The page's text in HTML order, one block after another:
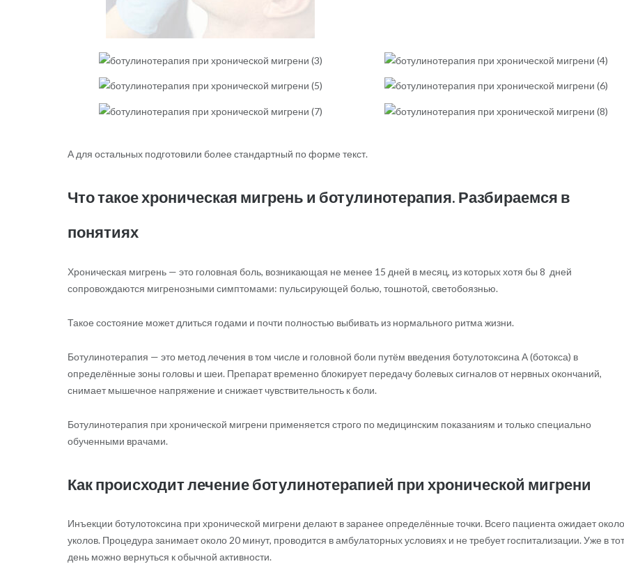
А для остальных подготовили более стандартный по форме текст.
Что такое хроническая мигрень и ботулинотерапия. Разбираемся в
понятиях
Хроническая мигрень — это головная боль, возникающая не менее 15 дней в месяц, из которых хотя бы 8 дней
сопровождаются мигренозными симптомами: пульсирующей болью, тошнотой, светобоязнью.
Такое состояние может длиться годами и почти полностью выбивать из нормального ритма жизни.
Ботулинотерапия — это метод лечения в том числе и головной боли путём введения ботулотоксина А (ботокса) в
определённые зоны головы и шеи. Препарат временно блокирует передачу болевых сигналов от нервных окончаний,
снимает мышечное напряжение и снижает чувствительность к боли.
Ботулинотерапия при хронической мигрени применяется строго по медицинским показаниям и только специально
обученными врачами.
Как происходит лечение ботулинотерапией при хронической мигрени
Инъекции ботулотоксина при хронической мигрени делают в заранее определённые точки. Всего пациента ожидает
уколов. Процедура занимает около 20 минут, проводится в амбулаторных условиях и не требует госпитализации. Уже в
день можно вернуться к обычной активности.